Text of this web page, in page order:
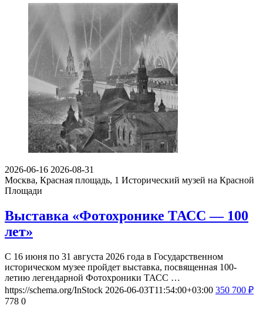
2026-06-16 2026-08-31
Москва, Красная площадь, 1 Исторический музей на Красной
Площади
Выставка «Фотохронике ТАСС — 100
лет»
С 16 июня по 31 августа 2026 года в Государственном
историческом музее пройдет выставка, посвященная 100-
летию легендарной Фотохроники ТАСС …
https://schema.org/InStock 2026-06-03T11:54:00+03:00 350 700 ₽
778 0